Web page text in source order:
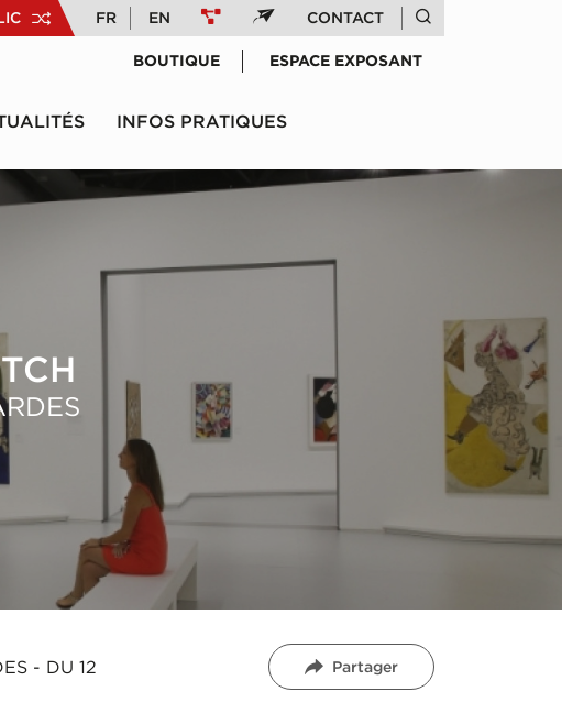
FR EN CONTACT
BOUTIQUE ESPACE EXPOSANT
INFOS PRATIQUES
- DU 12
Partager